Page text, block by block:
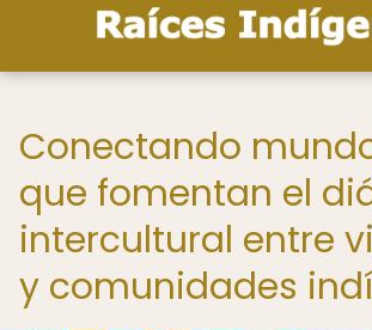
Conectando
que fomentan el
intercultural entre
y comunidades